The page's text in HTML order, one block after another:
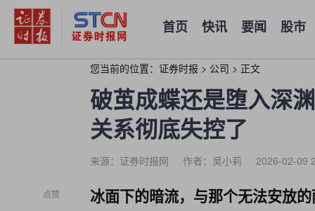
首页 快讯 要闻 股市
您当前的位置： 证券时报 > 公司 > 正文
破茧成蝶还是堕入深
关系彻底失控了
来源：证券时报网 作者：吴小莉 2026-02-09
点赞 冰面下的暗流，与那个无法安放